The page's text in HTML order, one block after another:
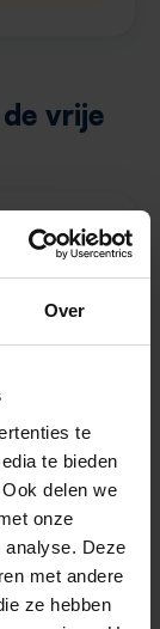
Over
te
te bieden
delen we
onze
analyse. Deze
met andere
ze hebben
vrije
in
22,43